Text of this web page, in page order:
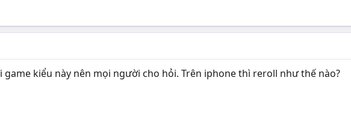
game kiểu này nên mọi người cho hỏi. Trên iphone thì reroll như thế nào?